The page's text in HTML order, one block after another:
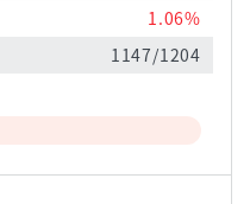
1.06%
1147/1204